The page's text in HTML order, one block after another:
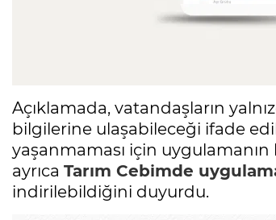
Açıklamada, vatandaşların
bilgilerine ulaşabileceği ifade
yaşanmaması için
ayrıca Tarım Cebimde
indirilebildiğini duyurdu.